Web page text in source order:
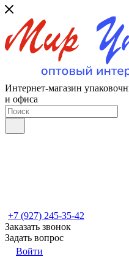
Интернет-магазин
и офиса
+7 (927) 245-35-42
Заказать звонок
Задать вопрос
Войти